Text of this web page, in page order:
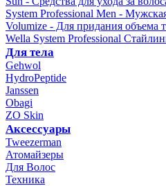
System Professional Men -
Volumize - Для придания объема
Wella System Professional
Для тела
Gehwol
HydroPeptide
Janssen
Obagi
ZO Skin
Aксессуары
Tweezerman
Атомайзеры
Для Волос
Техника